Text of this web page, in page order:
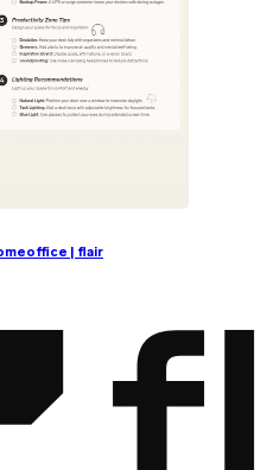
| flair